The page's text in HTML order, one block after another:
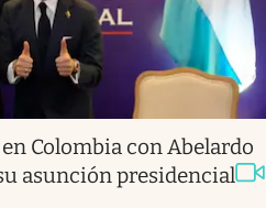
Colombia con Abelardo
asunción presidencial